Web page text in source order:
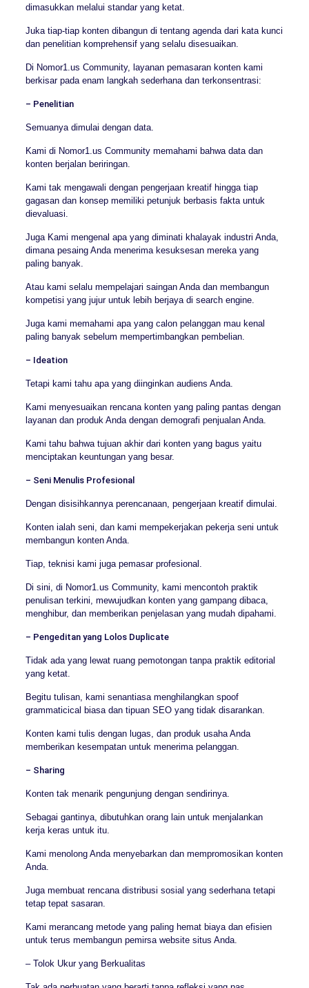
dimasukkan melalui standar yang ketat.
Juka tiap-tiap konten dibangun di tentang agenda dari kata kunci
dan penelitian komprehensif yang selalu disesuaikan.
Di Nomor1.us Community, layanan pemasaran konten kami
berkisar pada enam langkah sederhana dan terkonsentrasi:
– Penelitian
Semuanya dimulai dengan data.
Kami di Nomor1.us Community memahami bahwa data dan
konten berjalan beriringan.
Kami tak mengawali dengan pengerjaan kreatif hingga tiap
gagasan dan konsep memiliki petunjuk berbasis fakta untuk
dievaluasi.
Juga Kami mengenal apa yang diminati khalayak industri Anda,
dimana pesaing Anda menerima kesuksesan mereka yang
paling banyak.
Atau kami selalu mempelajari saingan Anda dan membangun
kompetisi yang jujur untuk lebih berjaya di search engine.
Juga kami memahami apa yang calon pelanggan mau kenal
paling banyak sebelum mempertimbangkan pembelian.
– Ideation
Tetapi kami tahu apa yang diinginkan audiens Anda.
Kami menyesuaikan rencana konten yang paling pantas dengan
layanan dan produk Anda dengan demografi penjualan Anda.
Kami tahu bahwa tujuan akhir dari konten yang bagus yaitu
menciptakan keuntungan yang besar.
– Seni Menulis Profesional
Dengan disisihkannya perencanaan, pengerjaan kreatif dimulai.
Konten ialah seni, dan kami mempekerjakan pekerja seni untuk
membangun konten Anda.
Tiap, teknisi kami juga pemasar profesional.
Di sini, di Nomor1.us Community, kami mencontoh praktik
penulisan terkini, mewujudkan konten yang gampang dibaca,
menghibur, dan memberikan penjelasan yang mudah dipahami.
– Pengeditan yang Lolos Duplicate
Tidak ada yang lewat ruang pemotongan tanpa praktik editorial
yang ketat.
Begitu tulisan, kami senantiasa menghilangkan spoof
grammaticical biasa dan tipuan SEO yang tidak disarankan.
Konten kami tulis dengan lugas, dan produk usaha Anda
memberikan kesempatan untuk menerima pelanggan.
– Sharing
Konten tak menarik pengunjung dengan sendirinya.
Sebagai gantinya, dibutuhkan orang lain untuk menjalankan
kerja keras untuk itu.
Kami menolong Anda menyebarkan dan mempromosikan konten
Anda.
Juga membuat rencana distribusi sosial yang sederhana tetapi
tetap tepat sasaran.
Kami merancang metode yang paling hemat biaya dan efisien
untuk terus membangun pemirsa website situs Anda.
– Tolok Ukur yang Berkualitas